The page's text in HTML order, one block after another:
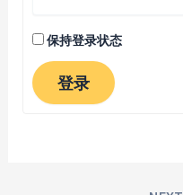
保持登录状态
登录